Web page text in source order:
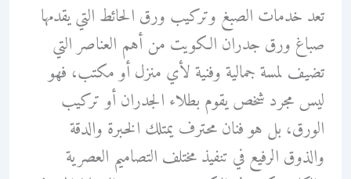
تعد خدمات الصبغ وتركيب ورق الحائط التي يقدمها
صباغ ورق جدران الكويت من أهم العناصر التي
تضيف لمسة جمالية وفنية لأي منزل أو مكتب، فهو
ليس مجرد شخص يقوم بطلاء الجدران أو تركيب
الورق، بل هو فنان محترف يمتلك الخبرة والدقة
والذوق الرفيع في تنفيذ مختلف التصاميم العصرية